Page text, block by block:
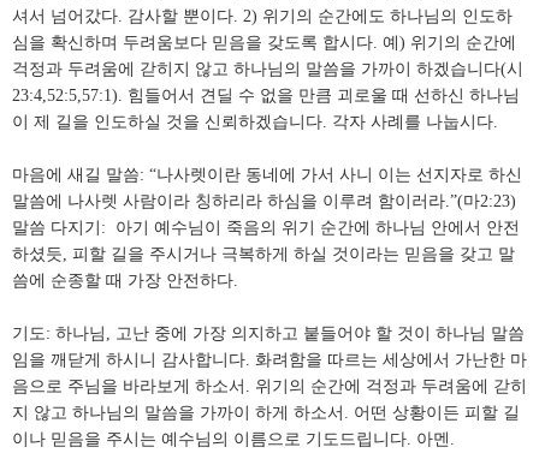
셔서 넘어갔다. 감사할 뿐이다. 2) 위기의 순간에도 하나님의 인도하
심을 확신하며 두려움보다 믿음을 갖도록 합시다. 예) 위기의 순간에
걱정과 두려움에 갇히지 않고 하나님의 말씀을 가까이 하겠습니다(시
23:4,52:5,57:1). 힘들어서 견딜 수 없을 만큼 괴로울 때 선하신 하나님
이 제 길을 인도하실 것을 신뢰하겠습니다. 각자 사례를 나눕시다.
마음에 새길 말씀: “나사렛이란 동네에 가서 사니 이는 선지자로 하신
말씀에 나사렛 사람이라 칭하리라 하심을 이루려 함이러라.”(마2:23)
말씀 다지기: 아기 예수님이 죽음의 위기 순간에 하나님 안에서 안전
하셨듯, 피할 길을 주시거나 극복하게 하실 것이라는 믿음을 갖고 말
씀에 순종할 때 가장 안전하다.
기도: 하나님, 고난 중에 가장 의지하고 붙들어야 할 것이 하나님 말씀
임을 깨닫게 하시니 감사합니다. 화려함을 따르는 세상에서 가난한 마
음으로 주님을 바라보게 하소서. 위기의 순간에 걱정과 두려움에 갇히
지 않고 하나님의 말씀을 가까이 하게 하소서. 어떤 상황이든 피할 길
이나 믿음을 주시는 예수님의 이름으로 기도드립니다. 아멘.